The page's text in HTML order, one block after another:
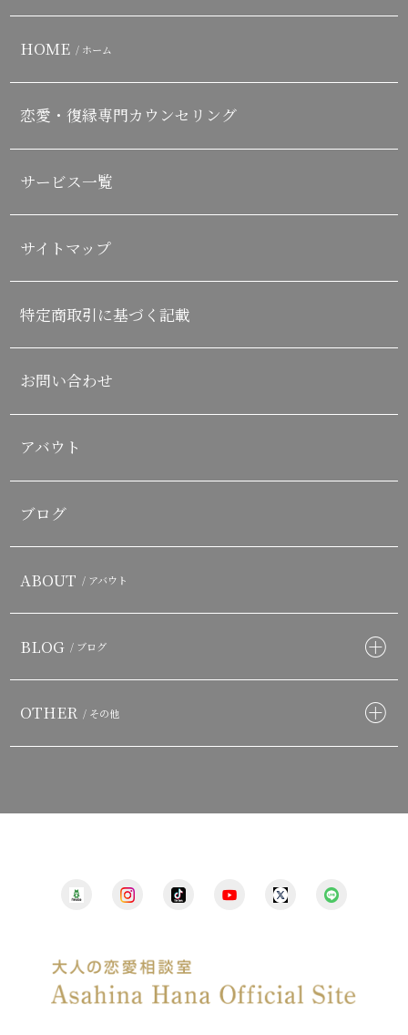
HOME / ホーム
恋愛・復縁専門カウンセリング
サービス一覧
サイトマップ
特定商取引に基づく記載
お問い合わせ
アバウト
ブログ
ABOUT / アバウト
BLOG / ブログ
OTHER / その他